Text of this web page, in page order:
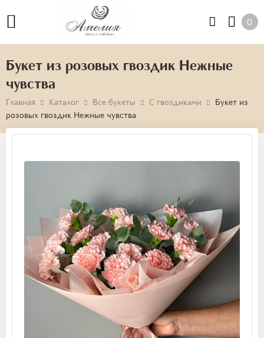
0
Букет из розовых гвоздик Нежные
чувства
Главная Каталог Все букеты С гвоздиками
Букет из
розовых гвоздик Нежные чувства